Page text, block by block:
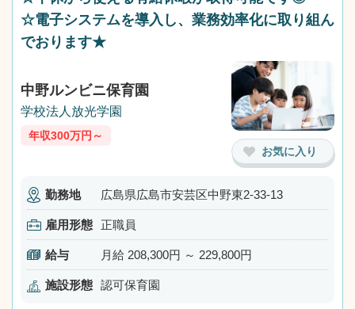
☆電子システムを導入し、業務効率化に取り組ん
でおります★
お気に入り
中野ルンビニ保育園
学校法人放光学園
年収300万円～
勤務地 広島県広島市安芸区中野東2-33-13
雇用形態 正職員
給与 月給 208,300円 ～ 229,800円
施設形態 認可保育園